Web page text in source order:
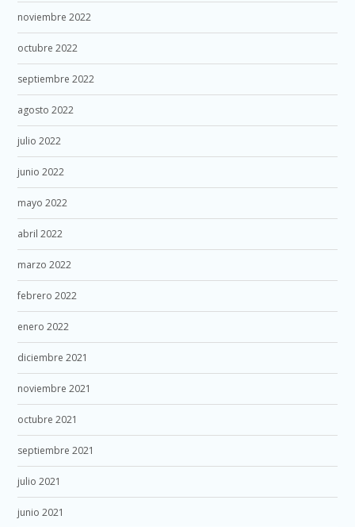
noviembre 2022
octubre 2022
septiembre 2022
agosto 2022
julio 2022
junio 2022
mayo 2022
abril 2022
marzo 2022
febrero 2022
enero 2022
diciembre 2021
noviembre 2021
octubre 2021
septiembre 2021
julio 2021
junio 2021